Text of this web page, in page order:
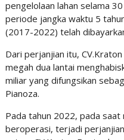
pengelolaan lahan selama
periode jangka waktu 5
(2017-2022) telah
Dari perjanjian itu,
megah dua lantai
miliar yang difungsikan
Pianoza.
Pada tahun 2022, pada
beroperasi, terjadi